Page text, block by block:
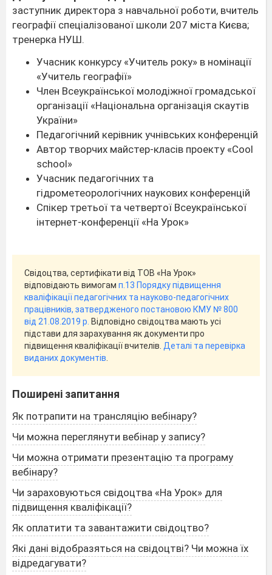
заступник директора з навчальної роботи, вчитель
географії спеціалізованої школи 207 міста Києва;
тренерка НУШ.
Учасник конкурсу «Учитель року» в номінації
«Учитель географії»
Член Всеукраїнської молодіжної громадської
організації «Національна організація скаутів
України»
Педагогічний керівник учнівських конференцій
Автор творчих майстер-класів проекту «Cool
school»
Учасник педагогічних та
гідрометеорологічних наукових конференцій
Спікер третьої та четвертої Всеукраїнської
інтернет-конференції «На Урок»
Свідоцтва, сертифікати від ТОВ «На Урок»
відповідають вимогам п.13 Порядку підвищення
кваліфікації педагогічних та науково-педагогічних
працівників, затвердженого постановою КМУ № 800
від 21.08.2019 р. Відповідно свідоцтва мають усі
підстави для зарахування як документи про
підвищення кваліфікації вчителів. Деталі та перевірка
виданих документів.
Поширені запитання
Як потрапити на трансляцію вебінару?
Чи можна переглянути вебінар у запису?
Чи можна отримати презентацію та програму
вебінару?
Чи зараховуються свідоцтва «На Урок» для
підвищення кваліфікації?
Як оплатити та завантажити свідоцтво?
Які дані відобразяться на свідоцтві? Чи можна їх
відредагувати?